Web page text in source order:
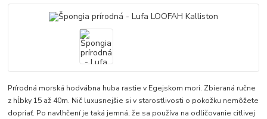
Prírodná morská hodvábna huba rastie v Egejskom mori. Zbieraná ručne
z hĺbky 15 až 40m. Nič luxusnejšie si v starostlivosti o pokožku nemôžete
dopriať. Po navlhčení je taká jemná, že sa používa na odličovanie citlivej